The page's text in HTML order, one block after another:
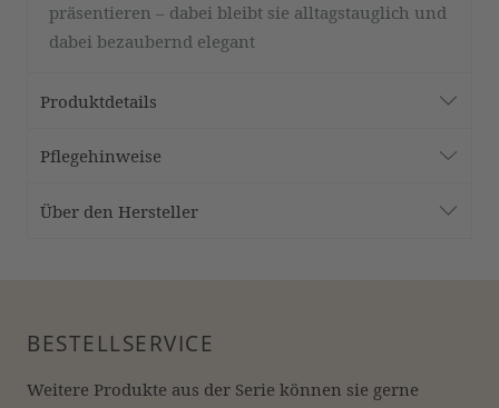
präsentieren – dabei bleibt sie alltagstauglich und
dabei bezaubernd elegant
Produktdetails
Pflegehinweise
Über den Hersteller
BESTELLSERVICE
Weitere Produkte aus der Serie können sie gerne